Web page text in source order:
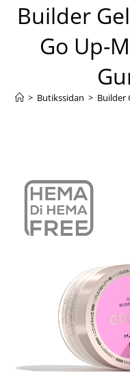
Builder
Go Up-
> Butikssidan > Builder